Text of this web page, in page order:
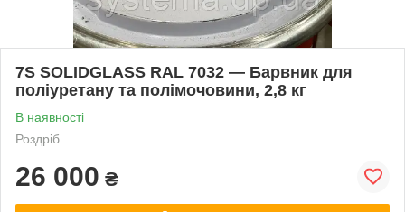
7S SOLIDGLASS RAL 7032 — Барвник для
поліуретану та полімочовини, 2,8 кг
В наявності
Роздріб
26 000 ₴